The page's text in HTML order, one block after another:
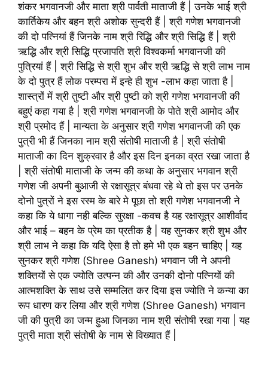
शंकर भगवानजी और माता श्री पार्वती माताजी हैं | उनके भाई श्री
कार्तिकेय और बहन श्री अशोक सुन्दरी हैं | श्री गणेश भगवानजी
की दो पत्नियां हैं जिनके नाम श्री रिद्धि और श्री सिद्धि हैं | श्री
ऋद्धि और श्री सिद्धि प्रजापति श्री विश्वकर्मा भगवानजी की
पुत्रियां हैं | श्री सिद्धि से श्री शुभ और श्री ऋद्धि से श्री लाभ नाम
के दो पुत्र हैं लोक परम्परा में इन्हे ही शुभ -लाभ कहा जाता है |
शास्त्रों में श्री तुष्टी और श्री पुष्टी को श्री गणेश भगवानजी की
बहुएं कहा गया है | श्री गणेश भगवानजी के पोते श्री आमोद और
श्री प्रमोद हैं | मान्यता के अनुसार श्री गणेश भगवानजी की एक
पुत्री भी हैं जिनका नाम श्री संतोषी माताजी है | श्री संतोषी
माताजी का दिन शुक्रवार है और इस दिन इनका व्रत रखा जाता है
| श्री संतोषी माताजी के जन्म की कथा के अनुसार भगवान श्री
गणेश जी अपनी बुआजी से रक्षासूत्र बंधवा रहे थे तो इस पर उनके
दोनो पुत्रों ने इस रस्म के बारे मे पूछा तो श्री गणेश भगवानजी ने
कहा कि ये धागा नही बल्कि सुरक्षा -कवच है यह रक्षासूत्र आशीर्वाद
और भाई – बहन के प्रेम का प्रतीक है | यह सुनकर श्री शुभ और
श्री लाभ ने कहा कि यदि ऐसा है तो हमे भी एक बहन चाहिए | यह
सुनकर श्री गणेश (Shree Ganesh) भगवान जी ने अपनी
शक्तियों से एक ज्योति उत्पन्न की और उनकी दोनो पत्नियों की
आत्मशक्ति के साथ उसे सम्मलित कर दिया इस ज्योति ने कन्या का
रूप धारण कर लिया और श्री गणेश (Shree Ganesh) भगवान
जी की पुत्री का जन्म हुआ जिनका नाम श्री संतोषी रखा गया | यह
पुत्री माता श्री संतोषी के नाम से विख्यात हैं |